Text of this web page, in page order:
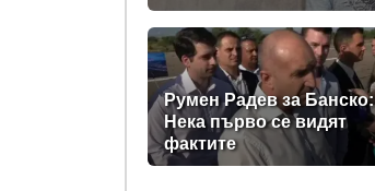
Петрова
Румен Радев за Банско:
Нека първо се видят
фактите